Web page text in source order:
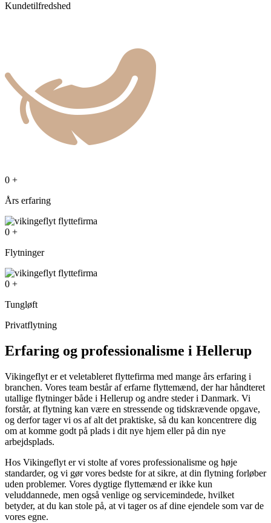
Kundetilfredshed
0 +
Års erfaring
0 +
Flytninger
0 +
Tungløft
Privatflytning
Erfaring og professionalisme i Hellerup
Vikingeflyt er et veletableret flyttefirma med mange års erfaring i
branchen. Vores team består af erfarne flyttemænd, der har håndteret
utallige flytninger både i Hellerup og andre steder i Danmark. Vi
forstår, at flytning kan være en stressende og tidskrævende opgave,
og derfor tager vi os af alt det praktiske, så du kan koncentrere dig
om at komme godt på plads i dit nye hjem eller på din nye
arbejdsplads.
Hos Vikingeflyt er vi stolte af vores professionalisme og høje
standarder, og vi gør vores bedste for at sikre, at din flytning forløber
uden problemer. Vores dygtige flyttemænd er ikke kun
veluddannede, men også venlige og servicemindede, hvilket
betyder, at du kan stole på, at vi tager os af dine ejendele som var de
vores egne.